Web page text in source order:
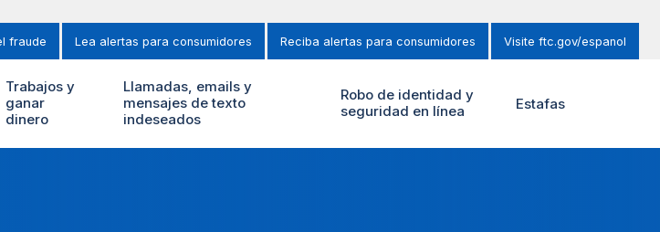
fraude Lea alertas para consumidores Reciba alertas para consumidores Visite ftc.gov/espanol
Trabajos y
ganar
dinero
Llamadas, emails y
mensajes de texto
indeseados
Robo de identidad y
seguridad en línea
Estafas